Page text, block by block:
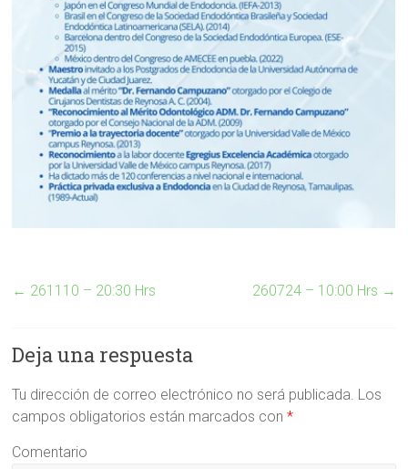
← 261110 – 20:30 Hrs 260724 – 10:00 Hrs →
Deja una respuesta
Tu dirección de correo electrónico no será publicada. Los
campos obligatorios están marcados con*
Comentario